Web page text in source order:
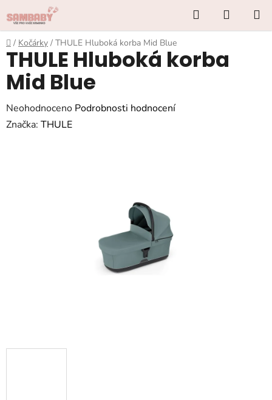
na
obsah
Hledat
KOŠÍK
Domů
/ Kočárky / THULE Hluboká korba Mid Blue
THULE Hluboká korba
Mid Blue
Průměrné
hodnocení
Neohodnoceno Podrobnosti hodnocení
Značka: THULE